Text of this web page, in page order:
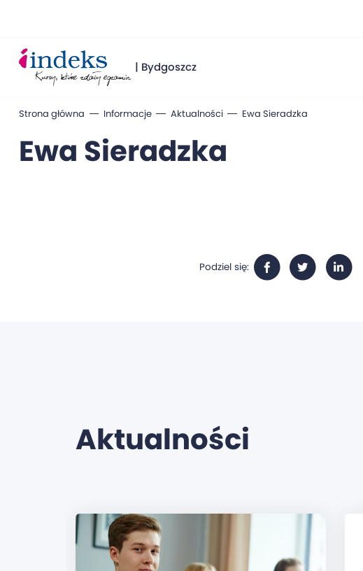
| Bydgoszcz
Strona główna Informacje Aktualności Ewa Sieradzka
Ewa Sieradzka
Podziel się:
Aktualności